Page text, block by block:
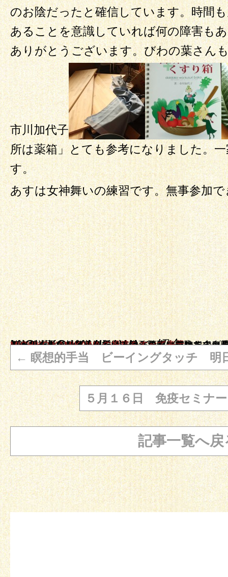
のお陰だったと確信しています。時間
あることを意識していれば何の障害も
ありがとうございます。びわの葉さん
市川加代子
所は薬箱」とても参考になりました。
す。
あすは女神舞いの練習です。無事参加
MICHIKO KAMIKAWA の紹介
オーナーの上川 美智子です。こんなに豊かなのに味気ないと思われている玄米菜食を楽しんで食べていただけるよう頑張っています。 そしてもう一つの顔。 自然療法のエキスパートになるべく日々勉強しております。自身の乳がんを自身で癒した経験を基に精神面、スピリチャル、自ら治る力を立ち上げる自然療法をお伝え実際に自分でできるようにお教えしています。まずは体験してみること、をお勧めします。 私がここまで来れたのはまずやってみる！事に徹してきたから
MICHIKO KAMIKAWA の投稿をすべて表示→
← 瞑想的手当 ビーイングタッチ 明
５月１６日 免疫セミナ
記事一覧へ戻